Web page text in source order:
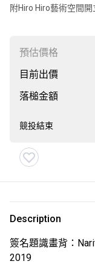
附Hiro Hiro藝術空間
預估價格
目前出價
落槌金額
競投結束
Description
簽名題識畫背：
2019